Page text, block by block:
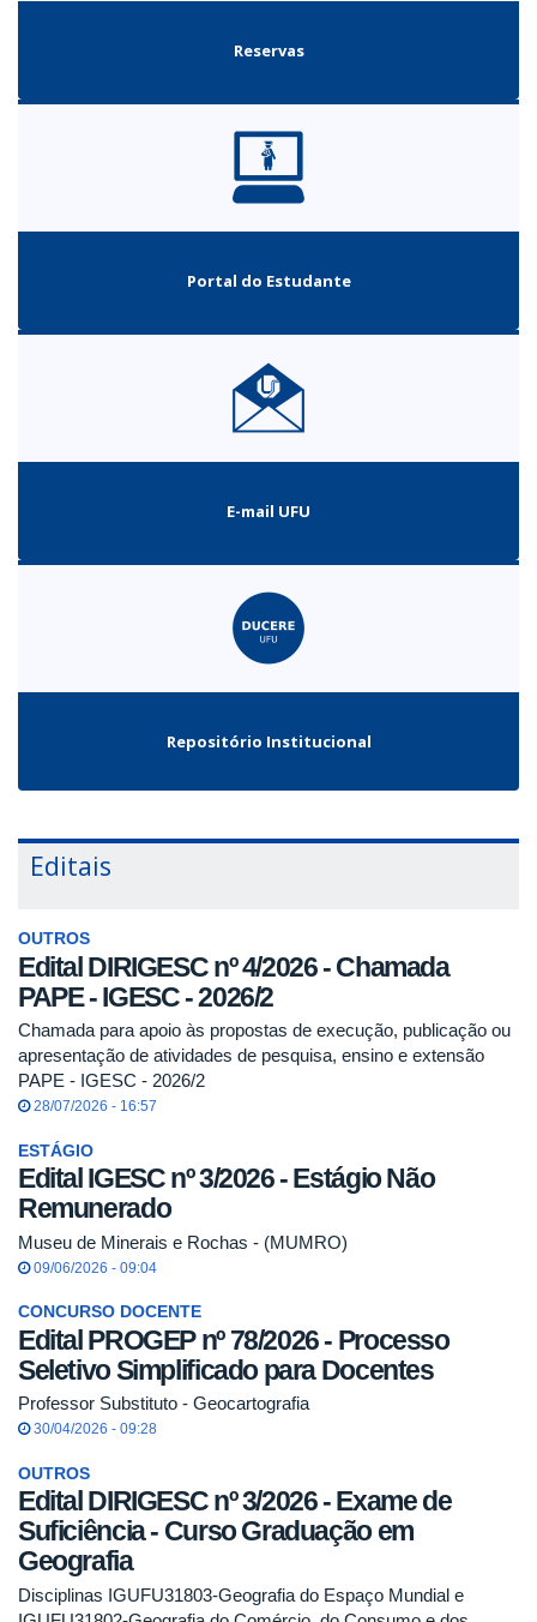
Reservas
Portal do Estudante
E-mail UFU
Repositório Institucional
Editais
OUTROS
Edital DIRIGESC nº 4/2026 - Chamada
PAPE - IGESC - 2026/2
Chamada para apoio às propostas de execução, publicação ou
apresentação de atividades de pesquisa, ensino e extensão
PAPE - IGESC - 2026/2
28/07/2026 - 16:57
ESTÁGIO
Edital IGESC nº 3/2026 - Estágio Não
Remunerado
Museu de Minerais e Rochas - (MUMRO)
09/06/2026 - 09:04
CONCURSO DOCENTE
Edital PROGEP nº 78/2026 - Processo
Seletivo Simplificado para Docentes
Professor Substituto - Geocartografia
30/04/2026 - 09:28
OUTROS
Edital DIRIGESC nº 3/2026 - Exame de
Suficiência - Curso Graduação em
Geografia
Disciplinas IGUFU31803-Geografia do Espaço Mundial e